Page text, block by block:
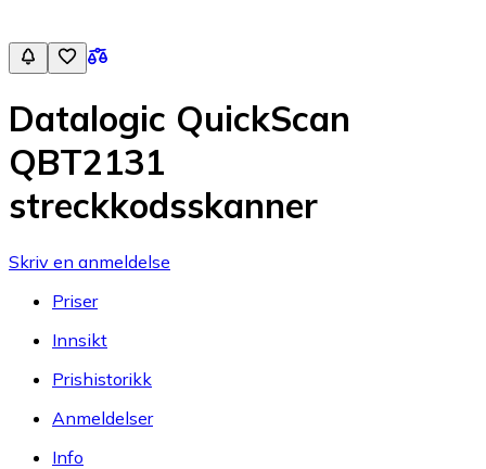
Datalogic QuickScan
QBT2131
streckkodsskanner
Skriv en anmeldelse
Priser
Innsikt
Prishistorikk
Anmeldelser
Info